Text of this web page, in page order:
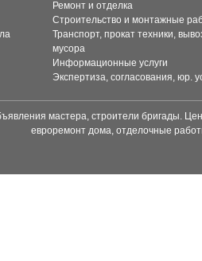
Ремонт и отделка
Строительство и монтажные
Транспорт, прокат техники,
мусора
Информационные услуги
Экспертиза, согласования, юр.
мастера, строители бригады.
евроремонт дома, отделочные